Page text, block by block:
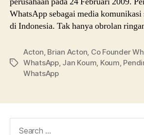
WhatsApp sebagai media
di Indonesia. Tak hanya obrolan
Tags
Acton, Brian Acton, Co Founder
WhatsApp, Jan Koum, Koum,
WhatsApp